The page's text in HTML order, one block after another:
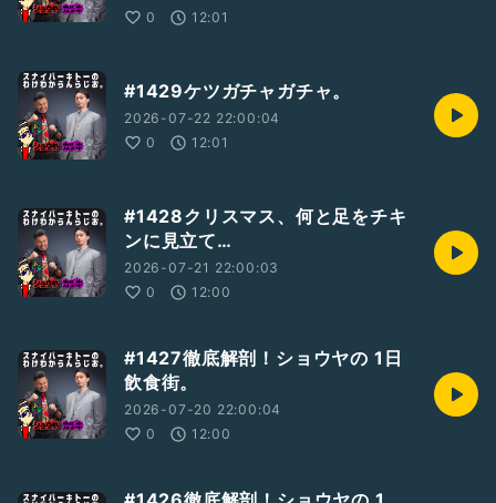
0
12:01
#1429ケツガチャガチャ。
2026-07-22 22:00:04
0
12:01
#1428クリスマス、何と足をチキ
ンに見立て…
2026-07-21 22:00:03
0
12:00
#1427徹底解剖！ショウヤの 1日
飲食街。
2026-07-20 22:00:04
0
12:00